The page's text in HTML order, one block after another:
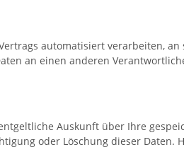
automatisiert verarbeiten,
an einen anderen
Auskunft über Ihre
oder Löschung dieser Daten.